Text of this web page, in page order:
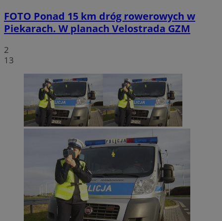
FOTO Ponad 15 km dróg rowerowych w
Piekarach. W planach Velostrada GZM
2
13